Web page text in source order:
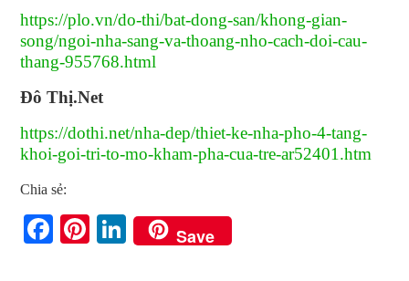
https://plo.vn/do-thi/bat-dong-san/khong-gian-
song/ngoi-nha-sang-va-thoang-nho-cach-doi-cau-
thang-955768.html
Đô Thị.Net
https://dothi.net/nha-dep/thiet-ke-nha-pho-4-tang-
khoi-goi-tri-to-mo-kham-pha-cua-tre-ar52401.htm
Chia sẻ:
Facebook
Pinterest
LinkedIn
Save